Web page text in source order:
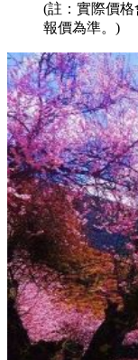
(註：實際價
報價為準。)